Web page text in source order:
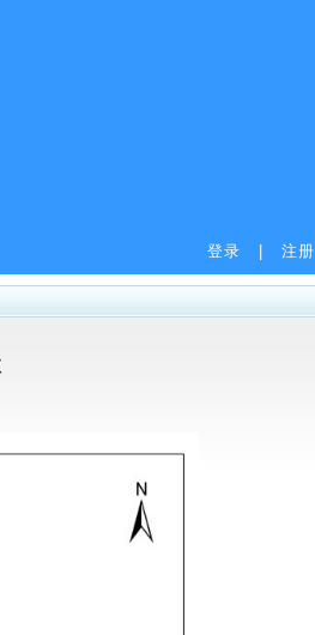
登录 注册